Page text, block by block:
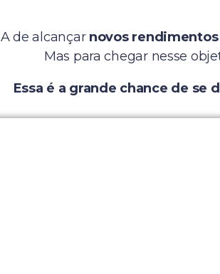
A de alcançar novos rendimentos
Mas para chegar nesse
Essa é a grande chance de